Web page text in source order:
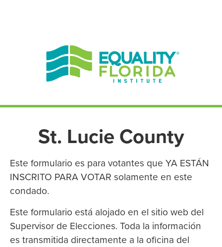
St. Lucie County
Este formulario es para votantes que YA ESTÁN
INSCRITO PARA VOTAR solamente en este
condado.
Este formulario está alojado en el sitio web del
Supervisor de Elecciones. Toda la información
es transmitida directamente a la oficina del